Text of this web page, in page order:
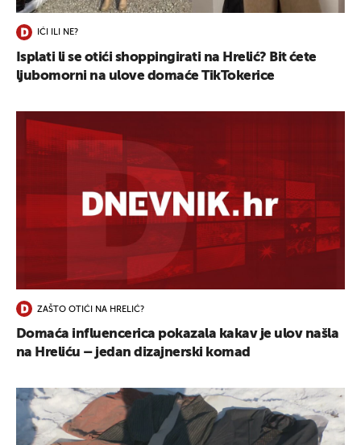
IĆI ILI NE?
Isplati li se otići shoppingirati na Hrelić? Bit ćete
ljubomorni na ulove domaće TikTokerice
ZAŠTO OTIĆI NA HRELIĆ?
Domaća influencerica pokazala kakav je ulov našla
na Hreliću – jedan dizajnerski komad